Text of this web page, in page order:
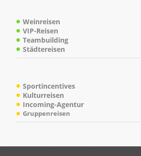
Weinreisen
VIP-Reisen
Teambuilding
Städtereisen
Sportincentives
Kulturreisen
Incoming-Agentur
Gruppenreisen